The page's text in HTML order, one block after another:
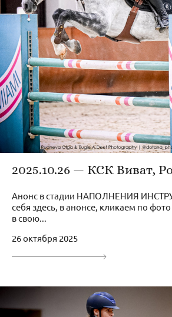
2025.10.26 — КСК Виват,
Анонс в стадии НАПОЛНЕНИЯ
себя здесь, в анонсе, кликаем по
в свою...
26 октября 2025